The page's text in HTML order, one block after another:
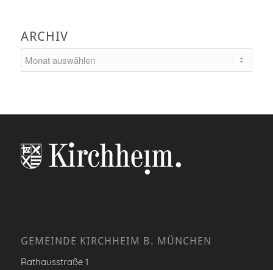
ARCHIV
GEMEINDE KIRCHHEIM B. MÜNCHEN
Rathausstraße 1